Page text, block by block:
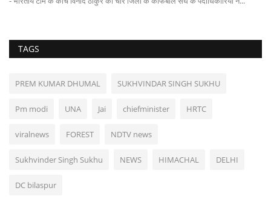
TAGS
PREM KUMAR DHUMAL SUKHVINDAR SINGH SUKHU
Pm modi UNA Jai chiefminister HRTC
viralnews FOREST NDTV news
Sukhvinder Singh Sukhu NEWS HIMACHAL DELHI
DC bilaspur